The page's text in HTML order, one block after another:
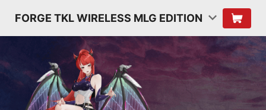
FORGE TKL WIRELESS MLG EDITION